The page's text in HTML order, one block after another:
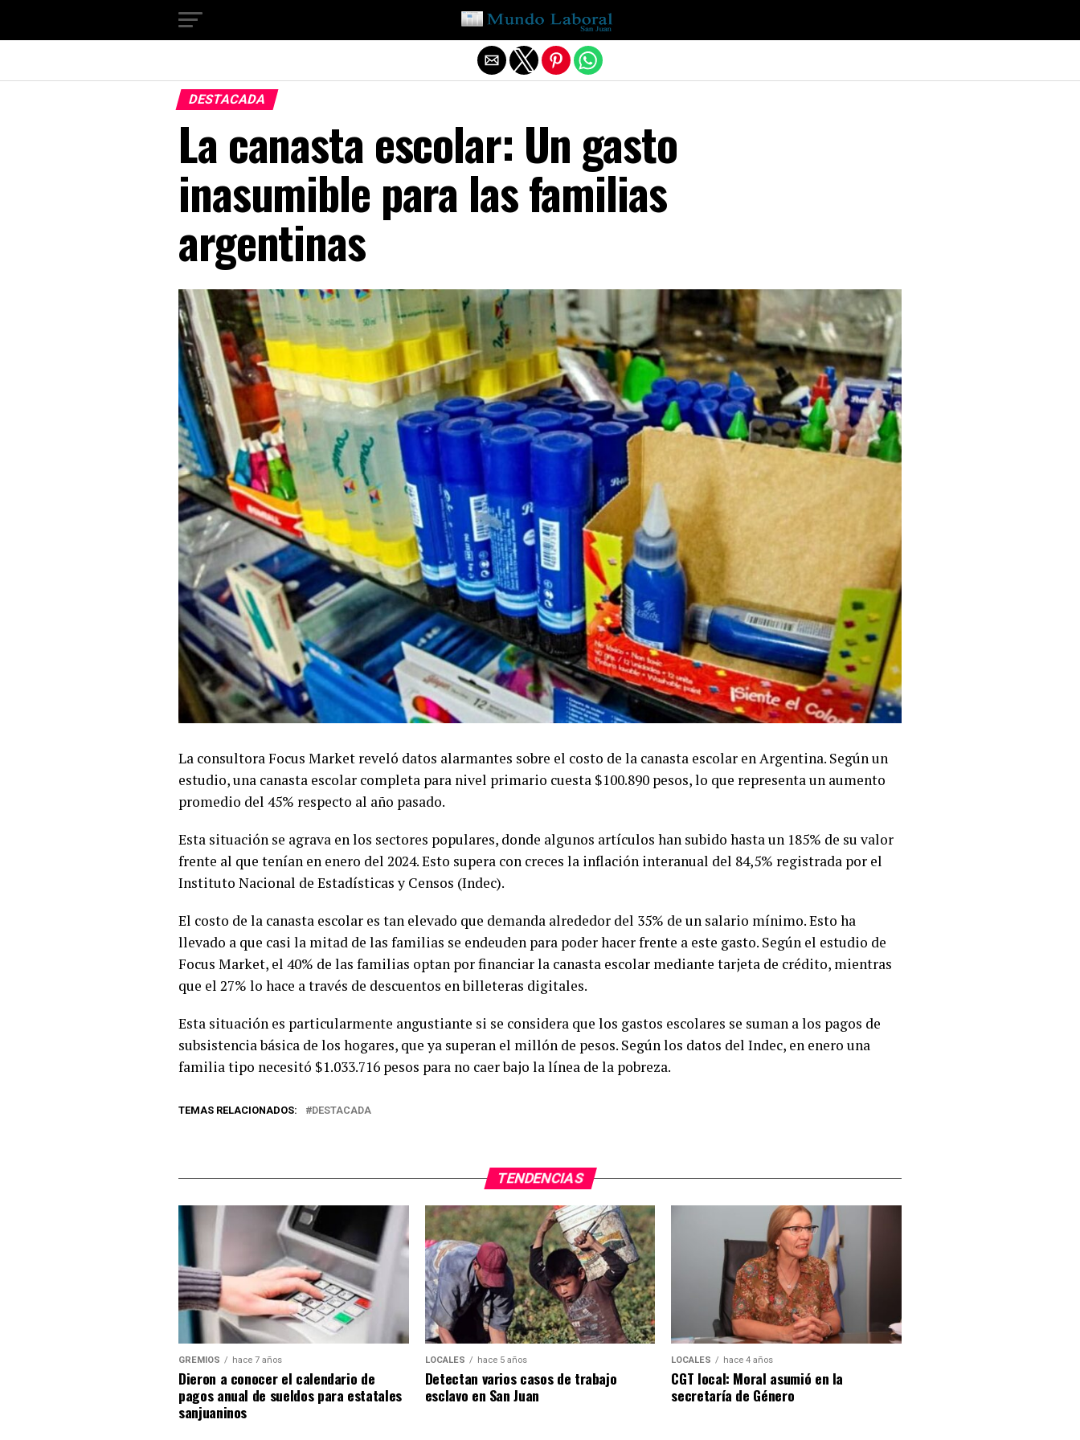
DESTACADA
La canasta escolar: Un gasto
inasumible para las familias
argentinas
La consultora Focus Market reveló datos alarmantes sobre el costo de la canasta escolar en Argentina. Según un
estudio, una canasta escolar completa para nivel primario cuesta $100.890 pesos, lo que representa un aumento
promedio del 45% respecto al año pasado.
Esta situación se agrava en los sectores populares, donde algunos artículos han subido hasta un 185% de su valor
frente al que tenían en enero del 2024. Esto supera con creces la inflación interanual del 84,5% registrada por el
Instituto Nacional de Estadísticas y Censos (Indec).
El costo de la canasta escolar es tan elevado que demanda alrededor del 35% de un salario mínimo. Esto ha
llevado a que casi la mitad de las familias se endeuden para poder hacer frente a este gasto. Según el estudio de
Focus Market, el 40% de las familias optan por financiar la canasta escolar mediante tarjeta de crédito, mientras
que el 27% lo hace a través de descuentos en billeteras digitales.
Esta situación es particularmente angustiante si se considera que los gastos escolares se suman a los pagos de
subsistencia básica de los hogares, que ya superan el millón de pesos. Según los datos del Indec, en enero una
familia tipo necesitó $1.033.716 pesos para no caer bajo la línea de la pobreza.
TEMAS RELACIONADOS: DESTACADA
TENDENCIAS
GREMIOS hace 7 años
Dieron a conocer el calendario de
pagos anual de sueldos para estatales
sanjuaninos
LOCALES hace 5 años
Detectan varios casos de trabajo
esclavo en San Juan
LOCALES hace 4 años
CGT local: Moral asumió en la
secretaría de Género
Salir de la versión móvil